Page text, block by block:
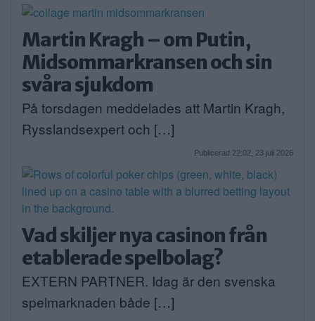
Martin Kragh – om Putin,
Midsommarkransen och sin
svåra sjukdom
På torsdagen meddelades att Martin Kragh,
Rysslandsexpert och […]
Publicerad 22:02, 23 juli 2026
Vad skiljer nya casinon från
etablerade spelbolag?
EXTERN PARTNER. Idag är den svenska
spelmarknaden både […]